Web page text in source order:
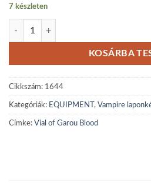
7 készleten
Vial of Garou Blood mennyiség
KOSÁRBA
Cikkszám: 1644
Kategóriák: EQUIPMENT , Vampire
Címke: Vial of Garou Blood